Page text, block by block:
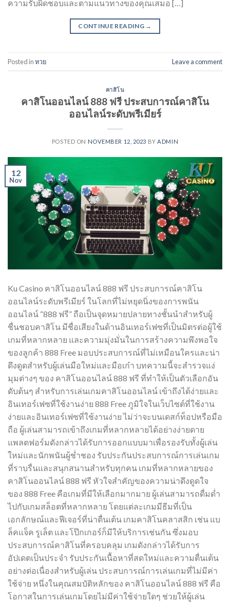
ความรับผิดชอบและตามแนวทางของคุณเสมอ […]
CONTINUE READING →
Posted inหวย Leave a comment
คาสิโน
คาสิโนออนไลน์ 888 ฟรี ประสบการณ์คาสิโน
ออนไลน์ระดับพรีเมียร์
POSTED ON NOVEMBER 12, 2023 BYADMIN
12
Nov
Ku Casino คาสิโนออนไลน์ 888 ฟรี ประสบการณ์คาสิโน
ออนไลน์ระดับพรีเมียร์ ในโลกที่ไม่หยุดนิ่งของการพนัน
ออนไลน์ “888 ฟรี” ถือเป็นจุดหมายปลายทางชั้นนำสำหรับผู้
ชื่นชอบคาสิโน มีชื่อเสียงในด้านอินเทอร์เฟซที่เป็นมิตรต่อผู้ใช้
เกมที่หลากหลาย และความมุ่งมั่นในการสร้างความพึงพอใจ
ของลูกค้า 888 Free มอบประสบการณ์ที่ไม่เหมือนใครและน่า
ดึงดูดสำหรับผู้เล่นมือใหม่และมือเก๋า บทความนี้จะสำรวจแง่
มุมต่างๆ ของ คาสิโนออนไลน์ 888 ฟรี ที่ทำให้เป็นตัวเลือกอัน
ดับต้นๆ สำหรับการเล่นเกมคาสิโนออนไลน์ เข้าถึงได้ง่ายและ
อินเทอร์เฟซที่ใช้งานง่าย 888 Free ภูมิใจในเว็บไซต์ที่ใช้งาน
ง่ายและอินเทอร์เฟซที่ใช้งานง่าย ไม่ว่าจะบนเดสก์ท็อปหรือมือ
ถือ ผู้เล่นสามารถเข้าถึงเกมที่หลากหลายได้อย่างง่ายดาย
แพลตฟอร์มดังกล่าวได้รับการออกแบบมาเพื่อรองรับทั้งผู้เล่น
ใหม่และนักพนันผู้ช่ำชอง รับประกันประสบการณ์การเล่นเกม
ที่ราบรื่นและสนุกสนานสำหรับทุกคน เกมที่หลากหลายของ
คาสิโนออนไลน์ 888 ฟรี หัวใจสำคัญของความน่าดึงดูดใจ
ของ 888 Free คือเกมที่มีให้เลือกมากมาย ผู้เล่นสามารถดื่มด่ำ
ไปกับเกมสล็อตที่หลากหลาย โดยแต่ละเกมมีธีมที่เป็น
เอกลักษณ์และฟีเจอร์ที่น่าตื่นเต้น เกมคาสิโนคลาสสิก เช่น แบ
ล็คแจ็ค รูเล็ต และโป๊กเกอร์ก็มีให้บริการเช่นกัน ซึ่งมอบ
ประสบการณ์คาสิโนที่ครอบคลุม เกมดังกล่าวได้รับการ
อัปเดตเป็นประจำ รับประกันเนื้อหาที่สดใหม่และความตื่นเต้น
อย่างต่อเนื่องสำหรับผู้เล่น ประสบการณ์การเล่นเกมที่ไม่มีค่า
ใช้จ่าย หนึ่งในคุณสมบัติหลักของ คาสิโนออนไลน์ 888 ฟรี คือ
โอกาสในการเล่นเกมโดยไม่มีค่าใช้จ่ายใดๆ ช่วยให้ผู้เล่น